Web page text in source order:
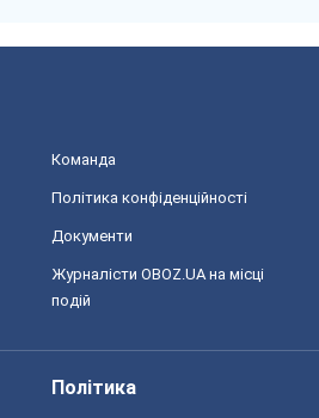
Команда
Політика конфіденційності
Документи
Журналісти OBOZ.UA на місці
подій
Політика